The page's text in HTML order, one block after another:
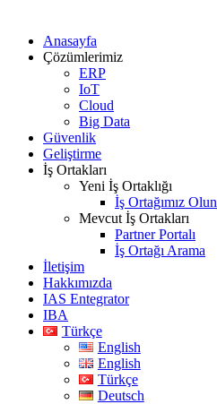
Anasayfa
Çözümlerimiz
ERP
IoT
Cloud
Big Data
Güvenlik
Geliştirme
İş Ortakları
Yeni İş Ortaklığı
İş Ortağımız Olun
Mevcut İş Ortakları
Partner Portalı
İş Ortağı Arama
İletişim
Hakkımızda
IAS Entegrator
IBA
Türkçe
English
English
Türkçe
Deutsch